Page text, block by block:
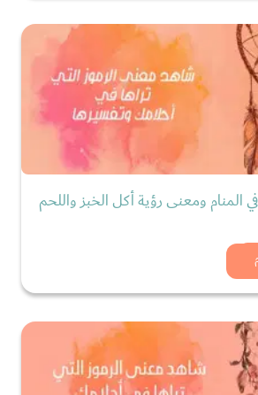
المنام ومعنى رؤية أكل الخبز واللحم